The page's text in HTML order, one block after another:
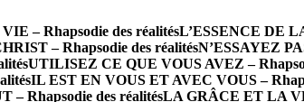
– Rhapsodie des réalitésL’ESSENCE DE
– Rhapsodie des réalitésN’ESSAYEZ
UTILISEZ CE QUE VOUS AVEZ –
IL EST EN VOUS ET AVEC VOUS –
Rhapsodie des réalitésLA GRÂCE ET LA